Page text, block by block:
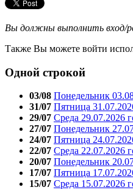
Вы должны выполнить вход/
Также Вы можете войти
Одной строкой
03/08 Понедельник
31/07 Пятница
29/07 Среда 29.07.2026
27/07 Понедельник
24/07 Пятница
22/07 Среда 22.07.2026
20/07 Понедельник
17/07 Пятница
15/07 Среда 15.07.2026